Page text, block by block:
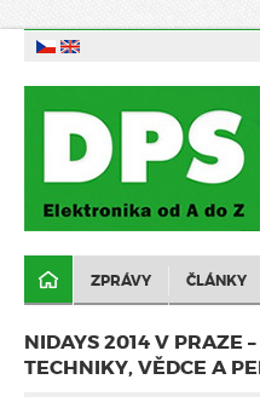
ZPRÁVY ČLÁNKY
NIDAYS 2014 V PRAZE
TECHNIKY, VĚDCE A